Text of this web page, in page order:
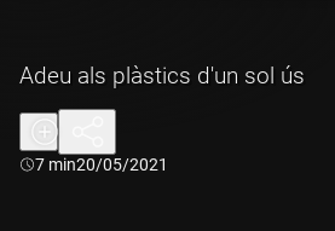
Adeu als plàstics d'un sol ús
Durada:
7 min20/05/2021